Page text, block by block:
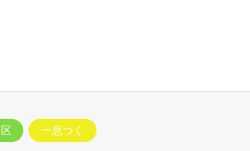
一息つく